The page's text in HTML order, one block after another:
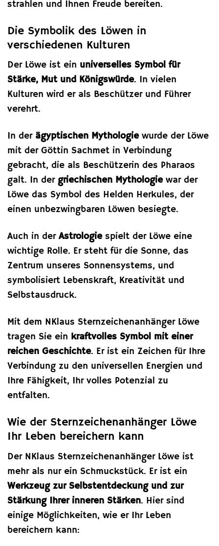
strahlen und Ihnen Freude bereiten.
Die Symbolik des Löwen in
verschiedenen Kulturen
Der Löwe ist ein universelles Symbol für
Stärke, Mut und Königswürde. In vielen
Kulturen wird er als Beschützer und Führer
verehrt.
In der ägyptischen Mythologiewurde der Löwe
mit der Göttin Sachmet in Verbindung
gebracht, die als Beschützerin des Pharaos
galt. In der griechischen Mythologiewar der
Löwe das Symbol des Helden Herkules, der
einen unbezwingbaren Löwen besiegte.
Auch in derAstrologiespielt der Löwe eine
wichtige Rolle. Er steht für die Sonne, das
Zentrum unseres Sonnensystems, und
symbolisiert Lebenskraft, Kreativität und
Selbstausdruck.
Mit dem NKlaus Sternzeichenanhänger Löwe
tragen Sie ein kraftvolles Symbol mit einer
reichen Geschichte. Er ist ein Zeichen für Ihre
Verbindung zu den universellen Energien und
Ihre Fähigkeit, Ihr volles Potenzial zu
entfalten.
Wie der Sternzeichenanhänger Löwe
Ihr Leben bereichern kann
Der NKlaus Sternzeichenanhänger Löwe ist
mehr als nur ein Schmuckstück. Er ist ein
Werkzeug zur Selbstentdeckung und zur
Stärkung Ihrer inneren Stärken. Hier sind
einige Möglichkeiten, wie er Ihr Leben
bereichern kann: